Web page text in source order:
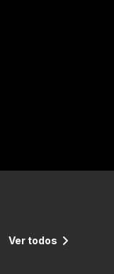
Ver todos